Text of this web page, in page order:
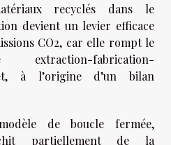
recyclés dans le
devient un levier efficace
CO2, car elle rompt le
fabrication-
à l’origine d’un bilan
de boucle fermée,
partiellement de la